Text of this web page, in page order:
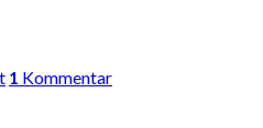
1 Kommentar